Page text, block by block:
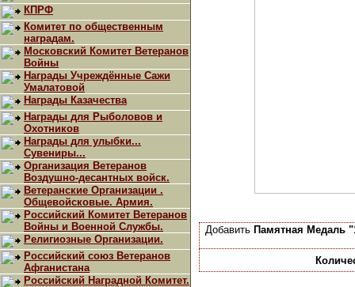
КПРФ
Комитет по общественным
наградам.
Московский Комитет Ветеранов
Войны
Награды Учреждённые Сажи
Умалатовой
Награды Казачества
Награды для Рыболовов и
Охотников
Награды для улыбки...
Сувениры...
Организация Ветеранов
Воздушно-десантных войск.
Ветеранские Организации .
Общевойсковые. Армия.
Российский Комитет Ветеранов
Войны и Военной Службы.
Религиозные Организации.
Российский союз Ветеранов
Афганистана
Российский Наградной Комитет.
Добавить Памятная Медаль